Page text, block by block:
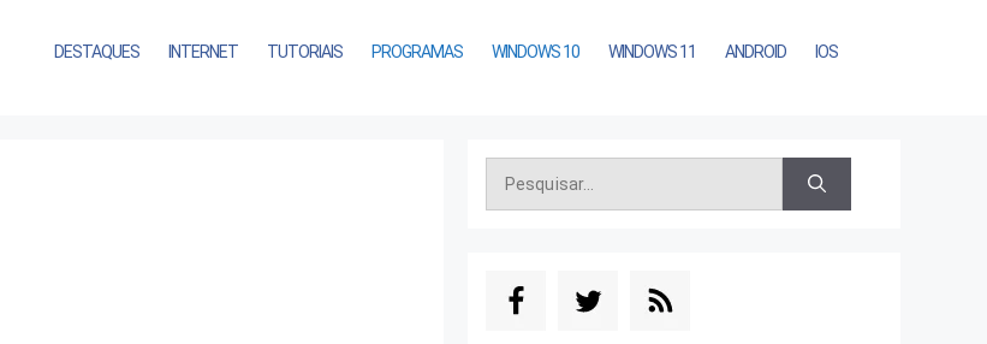
DESTAQUES INTERNET TUTORIAIS PROGRAMAS WINDOWS 10 WINDOWS 11 ANDROID IOS
Pesquisar
por: